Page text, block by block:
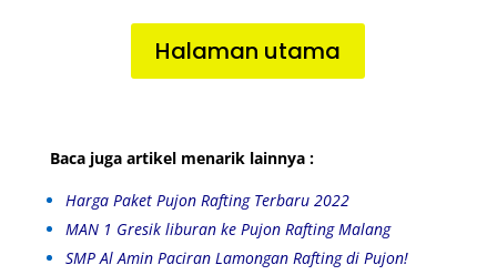
Halaman utama
Baca juga artikel menarik lainnya :
Harga Paket Pujon Rafting Terbaru 2022
MAN 1 Gresik liburan ke Pujon Rafting Malang
SMP Al Amin Paciran Lamongan Rafting di Pujon!